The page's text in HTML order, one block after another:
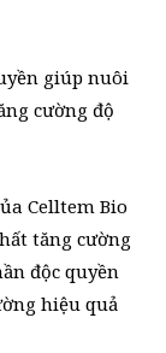
giúp nuôi
cường độ
Celltem Bio
tăng cường
độc quyền
hiệu quả